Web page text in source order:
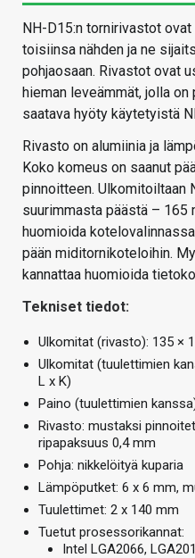
NH-D15:n tornirivastot
toisiinsa nähden ja ne
pohjaosaan. Rivastot ovat
hieman leveämmät, jolla
saatava hyöty käytetyistä
Rivasto on alumiinia ja
Koko komeus on saanut
pinnoitteen. Ulkomitoiltaan
suurimmasta päästä – 165
huomioida
pään miditornikoteloihin.
kannattaa huomioida
Tekniset tiedot:
Ulkomitat (rivasto): 135 ×
Ulkomitat (tuulettimien
L x K)
Paino (tuulettimien
Rivasto: mustaksi
ripapaksuus 0,4 mm
Pohja: nikkelöityä kuparia
Lämpöputket: 6 x 6 mm,
Tuulettimet: 2 x 140 mm
Tuetut prosessorikannat:
Intel LGA2066,